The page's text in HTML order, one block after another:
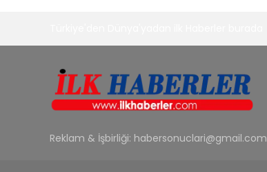
Reklam & İşbirliği: habersonuclari@gmail.com